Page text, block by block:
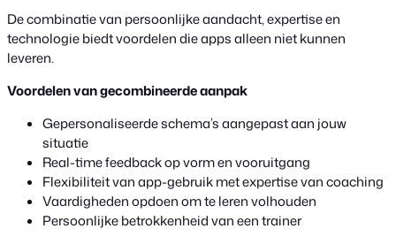
De combinatie van persoonlijke aandacht, expertise en
technologie biedt voordelen die apps alleen niet kunnen
leveren.
Voordelen van gecombineerde aanpak
Gepersonaliseerde schema’s aangepast aan jouw
situatie
Real-time feedback op vorm en vooruitgang
Flexibiliteit van app-gebruik met expertise van coaching
Vaardigheden opdoen om te leren volhouden
Persoonlijke betrokkenheid van een trainer